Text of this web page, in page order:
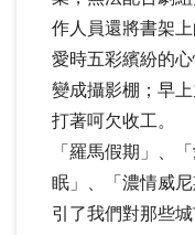
作人員還將書架
愛時五彩繽紛的
變成攝影棚；早
打著呵欠收工。
「羅馬假期」、
眠」、「濃情威
引了我們對那些